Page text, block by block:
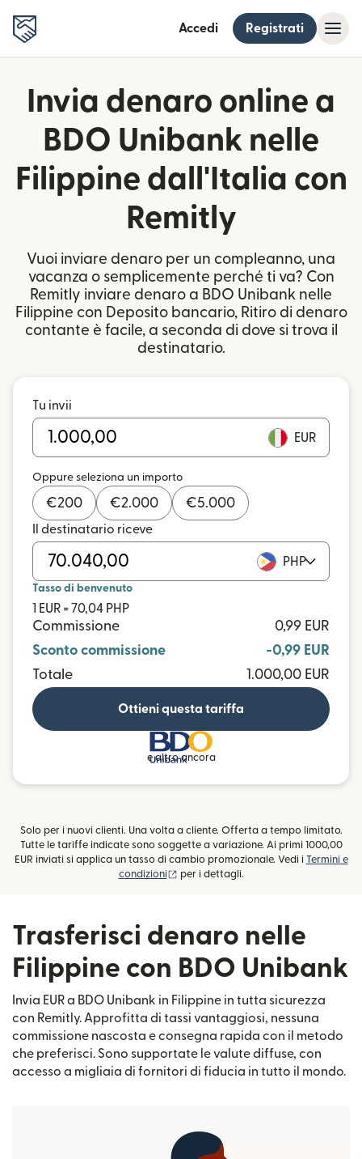
Accedi Registrati
Invia denaro online a
BDO Unibank nelle
Filippine dall'Italia con
Remitly
Vuoi inviare denaro per un compleanno, una
vacanza o semplicemente perché ti va? Con
Remitly inviare denaro a BDO Unibank nelle
Filippine con Deposito bancario, Ritiro di denaro
contante è facile, a seconda di dove si trova il
destinatario.
Tu invii
EUR
Oppure seleziona un importo
€200 €2.000 €5.000
Il destinatario riceve
PHP
Tasso di benvenuto
1 EUR = 70,04 PHP
Commissione
0,99 EUR
Sconto commissione
-0,99 EUR
Totale
1.000,00 EUR
Ottieni questa tariffa
e altro ancora
Solo per i nuovi clienti. Una volta a cliente. Offerta a tempo limitato.
Tutte le tariffe indicate sono soggette a variazione. Ai primi 1000,00
EUR inviati si applica un tasso di cambio promozionale. Vedi i Termini e
condizioni
(si apre in una nuova finestra)
per i dettagli.
Trasferisci denaro nelle
Filippine con BDO Unibank
Invia EUR a BDO Unibank in Filippine in tutta sicurezza
con Remitly. Approfitta di tassi vantaggiosi, nessuna
commissione nascosta e consegna rapida con il metodo
che preferisci. Sono supportate le valute diffuse, con
accesso a migliaia di fornitori di fiducia in tutto il mondo.